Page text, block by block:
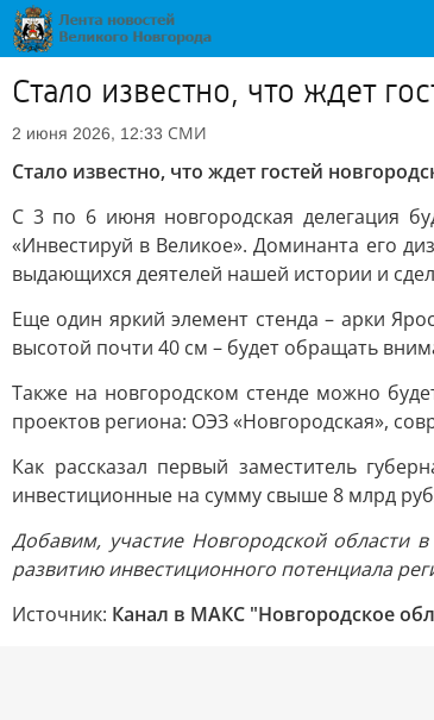
Стало известно, что ждет
2 июня 2026, 12:33 СМИ
Стало известно, что ждет гостей
С 3 по 6 июня новгородская делегация
«Инвестируй в Великое». Доминанта его
выдающихся деятелей нашей истории и
Еще один яркий элемент стенда – арки
высотой почти 40 см – будет обращать
Также на новгородском стенде можно
проектов региона: ОЭЗ «Новгородская»,
Как рассказал первый заместитель
инвестиционные на сумму свыше 8 млрд
Добавим, участие Новгородской области
развитию инвестиционного потенциала
Источник: Канал в МАКС "Новгородское